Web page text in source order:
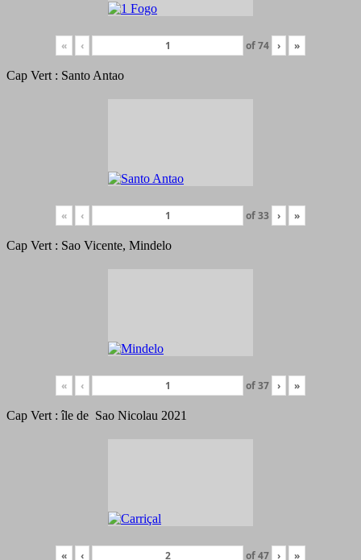
« ‹ of74 › »
Cap Vert : Santo Antao
« ‹ of33 › »
Cap Vert : Sao Vicente, Mindelo
« ‹ of37 › »
Cap Vert : île de Sao Nicolau 2021
« ‹ of47 › »